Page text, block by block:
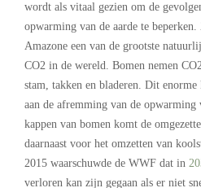
wordt als vitaal gezien om de
opwarming van de aarde te beperken.
Amazone een van de grootste
CO2 in de wereld. Bomen nemen
stam, takken en bladeren. Dit
aan de afremming van de opwarming
kappen van bomen komt de
daarnaast voor het omzetten van
2015 waarschuwde de WWF dat in
verloren kan zijn gegaan als er niet